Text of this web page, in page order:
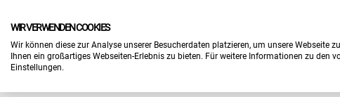
WIR VERWENDEN COOKIES
Wir können diese zur Analyse unserer Besucherdaten platzieren, um unsere Webseite
Ihnen ein großartiges Webseiten-Erlebnis zu bieten. Für weitere Informationen zu den
Einstellungen.